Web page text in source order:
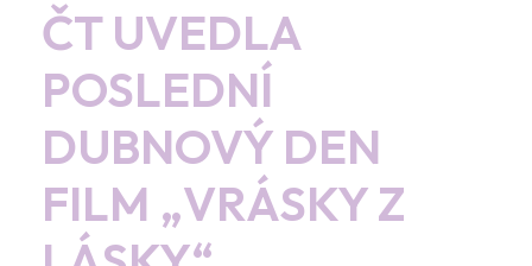
ČT UVEDLA
POSLEDNÍ
DUBNOVÝ DEN
FILM „VRÁSKY Z